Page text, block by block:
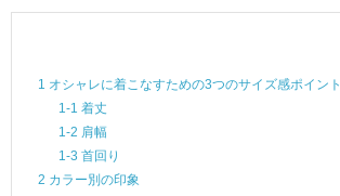
1 オシャレに着こなすための3つのサイズ感ポイン
1-1 着丈
1-2 肩幅
1-3 首回り
2 カラー別の印象